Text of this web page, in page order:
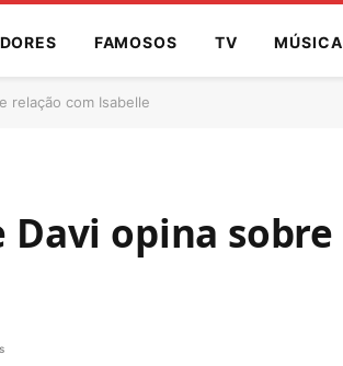
FAMOSOS TV MÚSICA
relação com Isabelle
Davi opina sobre